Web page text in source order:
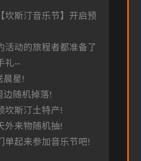
坎斯汀音乐节】开启预
活动的旅程者都准备了
礼--
晨星!
边随机掉落!
坎斯汀土特产!
外来物随机抽!
单起来参加音乐节吧!